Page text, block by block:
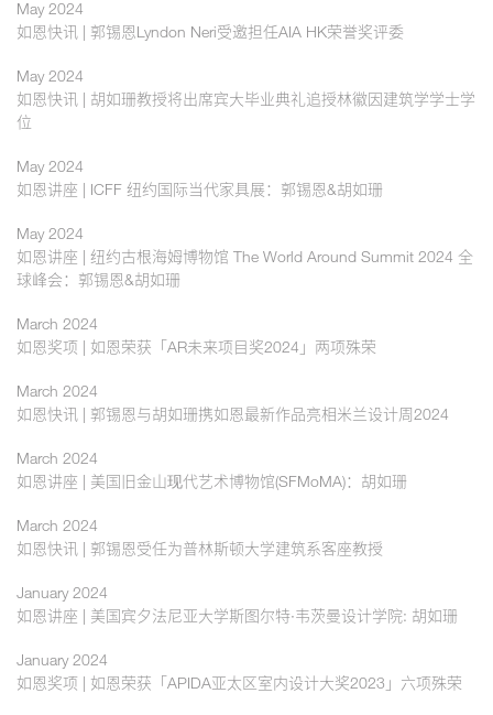
May 2024
如恩快讯 | 郭锡恩Lyndon Neri受邀担任AIA HK荣誉奖评委
May 2024
如恩快讯 | 胡如珊教授将出席宾大毕业典礼追授林徽因建筑学学士学
位
May 2024
如恩讲座 | ICFF 纽约国际当代家具展：郭锡恩&胡如珊
May 2024
如恩讲座 | 纽约古根海姆博物馆 The World Around Summit 2024 全
球峰会：郭锡恩&胡如珊
March 2024
如恩奖项 | 如恩荣获「AR未来项目奖2024」两项殊荣
March 2024
如恩快讯 | 郭锡恩与胡如珊携如恩最新作品亮相米兰设计周2024
March 2024
如恩讲座 | 美国旧金山现代艺术博物馆(SFMoMA)：胡如珊
March 2024
如恩快讯 | 郭锡恩受任为普林斯顿大学建筑系客座教授
January 2024
如恩讲座 | 美国宾夕法尼亚大学斯图尔特·韦茨曼设计学院: 胡如珊
January 2024
如恩奖项 | 如恩荣获「APIDA亚太区室内设计大奖2023」六项殊荣